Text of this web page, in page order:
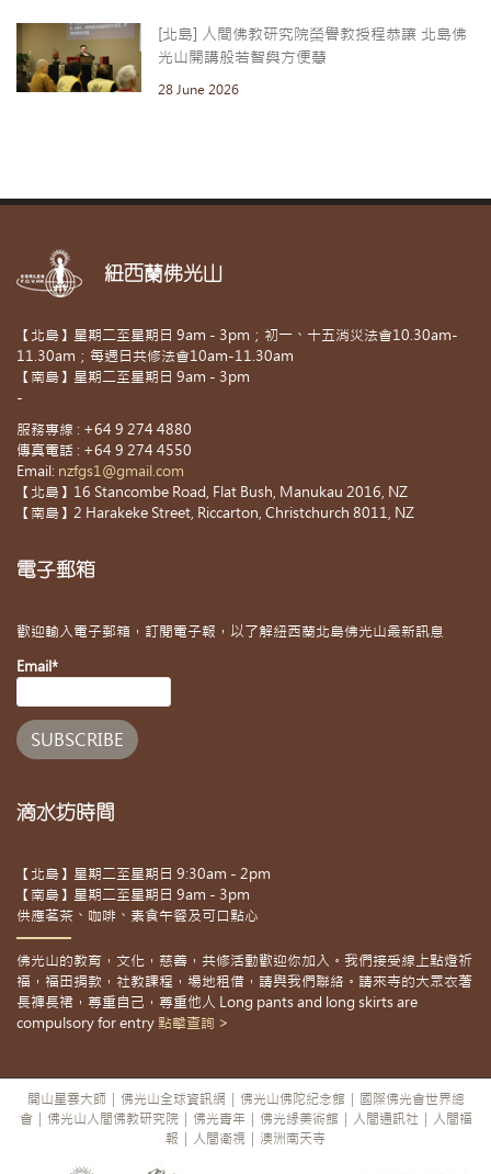
[北島] 人間佛教研究院榮譽教授程恭讓 北島佛
光山開講般若智與方便慧
28 June 2026
紐西蘭佛光山
【北島】星期二至星期日 9am - 3pm；初一、十五消災法會10.30am-
11.30am；每週日共修法會10am-11.30am
【南島】星期二至星期日 9am - 3pm
-
服務專線 : +64 9 274 4880
傳真電話 : +64 9 274 4550
Email: nzfgs1@gmail.com
【北島】16 Stancombe Road, Flat Bush, Manukau 2016, NZ
【南島】2 Harakeke Street, Riccarton, Christchurch 8011, NZ
電子郵箱
歡迎輸入電子郵箱，訂閱電子報，以了解紐西蘭北島佛光山最新訊息
Email*
滴水坊時間
【北島】星期二至星期日 9:30am - 2pm
【南島】星期二至星期日 9am - 3pm
供應茗茶、咖啡、素食午餐及可口點心
佛光山的教育，文化，慈善，共修活動歡迎你加入。我們接受線上點燈祈
福，福田捐款，社教課程，場地租借，請與我們聯絡。請來寺的大眾衣著
長褲長裙，尊重自己，尊重他人 Long pants and long skirts are
compulsory for entry 點擊查詢 >
開山星雲大師 佛光山全球資訊網 佛光山佛陀紀念館
國際佛光會世界總
會
佛光山人間佛教研究院 佛光青年 佛光緣美術館 人間通訊社
人間福
報
人間衛視 澳洲南天寺